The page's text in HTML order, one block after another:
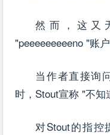
然而，这又
"peeeeeeeeeno "账
当作者直接询
时，Stout宣称 "不知
对Stout的指控